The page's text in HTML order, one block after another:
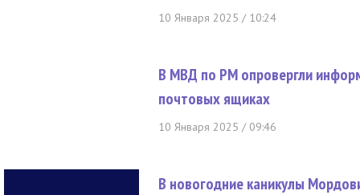
10 Января 2025 / 10:24
В МВД по РМ опровергли
почтовых ящиках
10 Января 2025 / 09:46
В новогодние каникулы